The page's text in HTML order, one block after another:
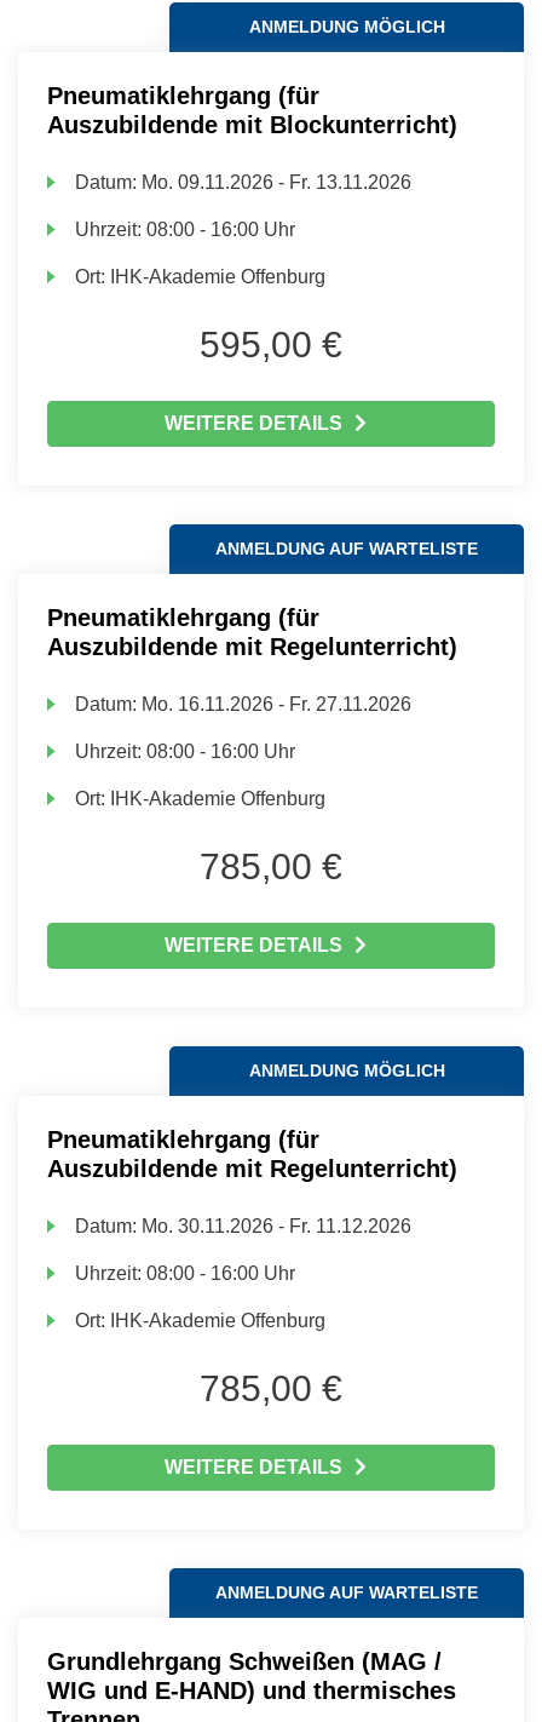
ANMELDUNG MÖGLICH
Pneumatiklehrgang (für
Auszubildende mit Blockunterricht)
Datum: Mo. 09.11.2026 - Fr. 13.11.2026
Uhrzeit:08:00 - 16:00 Uhr
Ort: IHK-Akademie Offenburg
595,00 €
WEITERE DETAILS
ANMELDUNG AUF WARTELISTE
Pneumatiklehrgang (für
Auszubildende mit Regelunterricht)
Datum: Mo. 16.11.2026 - Fr. 27.11.2026
Uhrzeit:08:00 - 16:00 Uhr
Ort: IHK-Akademie Offenburg
785,00 €
WEITERE DETAILS
ANMELDUNG MÖGLICH
Pneumatiklehrgang (für
Auszubildende mit Regelunterricht)
Datum: Mo. 30.11.2026 - Fr. 11.12.2026
Uhrzeit:08:00 - 16:00 Uhr
Ort: IHK-Akademie Offenburg
785,00 €
WEITERE DETAILS
ANMELDUNG AUF WARTELISTE
Grundlehrgang Schweißen (MAG /
WIG und E-HAND) und thermisches